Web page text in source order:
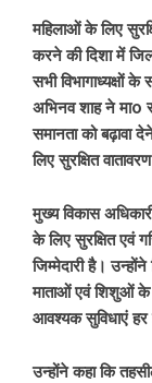
महिलाओं के लिए
करने की दिशा में
सभी विभागाध्यक्षों
अभिनव शाह ने मा0
समानता को बढ़ावा
लिए सुरक्षित
मुख्य विकास
के लिए सुरक्षित एवं
जिम्मेदारी है।
माताओं एवं शिशुओं के
आवश्यक सुविधाएं हर
उन्होंने कहा कि